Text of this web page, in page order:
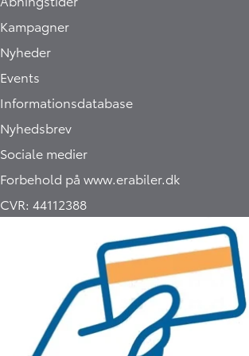
Kampagner
Nyheder
Events
Informationsdatabase
Nyhedsbrev
Sociale medier
Forbehold påwww.erabiler.dk
CVR:44112388